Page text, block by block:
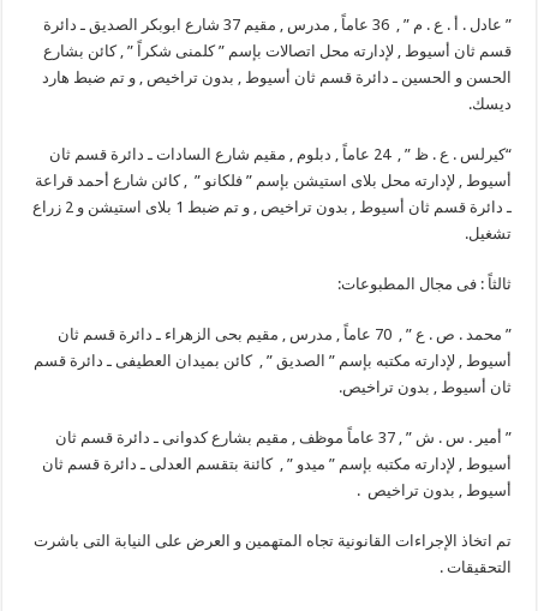
” عادل . أ . ع . م ” , 36 عاماً , مدرس , مقيم 37 شارع ابوبكر الصديق ـ دائرة
قسم ثان أسيوط , لإدارته محل اتصالات بإسم ” كلمنى شكراً ” , كائن بشارع
الحسن و الحسين ـ دائرة قسم ثان أسيوط , بدون تراخيص , و تم ضبط هارد
ديسك.
“
كيرلس . ع . ظ ” , 24 عاماً , دبلوم , مقيم شارع السادات ـ دائرة قسم ثان
أسيوط , لإدارته محل بلاى استيشن بإسم ” فلكانو ” , كائن شارع أحمد قراعة
ـ دائرة قسم ثان أسيوط , بدون تراخيص , و تم ضبط 1 بلاى استيشن و 2 زراع
تشغيل.
ثالثاً : فى مجال المطبوعات:
” محمد . ص . ع ” , 70 عاماً , مدرس , مقيم بحى الزهراء ـ دائرة قسم ثان
أسيوط , لإدارته مكتبه بإسم ” الصديق ” , كائن بميدان العطيفى ـ دائرة قسم
ثان أسيوط , بدون تراخيص.
” أمير . س . ش ” , 37 عاماً موظف , مقيم بشارع كدوانى ـ دائرة قسم ثان
أسيوط , لإدارته مكتبه بإسم ” ميدو ” , كائنة بتقسم العدلى ـ دائرة قسم ثان
أسيوط , بدون تراخيص .
تم اتخاذ الإجراءات القانونية تجاه المتهمين و العرض على النيابة التى باشرت
التحقيقات .